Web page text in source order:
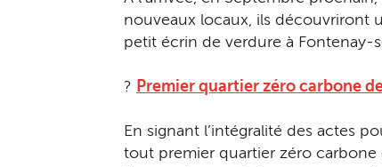
nouveaux locaux, ils découvriront
petit écrin de verdure à Fontenay-
? Premier quartier zéro carbone
En signant l’intégralité des actes
tout premier quartier zéro carbone